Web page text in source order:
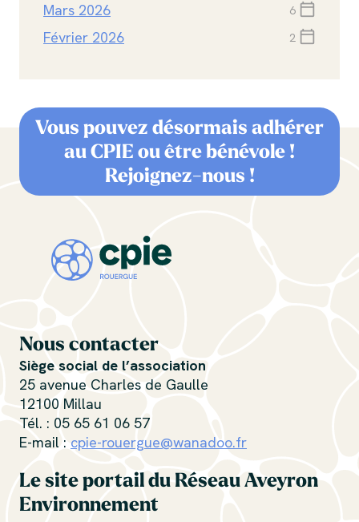
Mars 2026 6 calendar_today
Février 2026 2 calendar_today
Vous pouvez désormais adhérer
au CPIE ou être bénévole !
Rejoignez-nous !
Nous contacter
Siège social de l’association
25 avenue Charles de Gaulle
12100 Millau
Tél. : 05 65 61 06 57
E-mail : cpie-rouergue@wanadoo.fr
Le site portail du Réseau Aveyron
Environnement